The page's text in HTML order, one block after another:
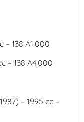
– 138 A1.000
– 138 A4.000
– 1995 cc –